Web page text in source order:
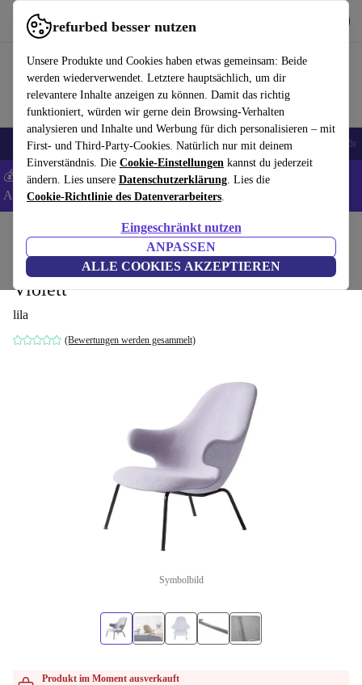
refurbed besser nutzen
Unsere Produkte und Cookies haben etwas gemeinsam: Beide
werden wiederverwendet. Letztere hauptsächlich, um dir
relevantere Inhalte anzeigen zu können. Damit das richtig
funktioniert, würden wir gerne dein Browsing-Verhalten
analysieren und Inhalte und Werbung für dich personalisieren – mit
First- und Third-Party-Cookies. Natürlich nur mit deinem
Einverständnis. Die Cookie-Einstellungen kannst du jederzeit
ändern. Lies unsere Datenschutzerklärung. Lies die
Cookie-Richtlinie des Datenverarbeiters.
Eingeschränkt nutzen
ANPASSEN
ALLE COOKIES AKZEPTIEREN
refurbed schnell und einfach nutzen
🎒 Back to school Handys Laptops Tablets Smartwatches Zubehör
💰 Extra -8% auf Samsung- und Google-Smartphones - Code:
ANDROID8 -AGB
Haushalt Möbel
Catch JH14 Lounge Chair Rohrgestell
Violett
lila
(Bewertungen werden gesammelt)
Symbolbild
Produkt im Moment ausverkauft